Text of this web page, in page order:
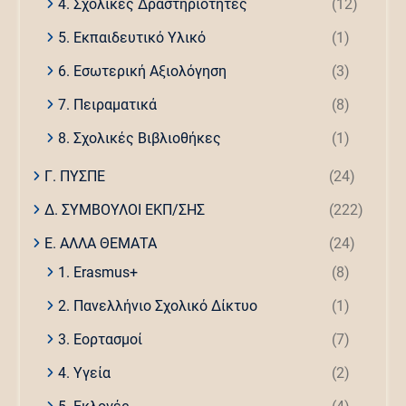
4. Σχολικές Δραστηριότητες
(12)
5. Εκπαιδευτικό Υλικό
(1)
6. Εσωτερική Αξιολόγηση
(3)
7. Πειραματικά
(8)
8. Σχολικές Βιβλιοθήκες
(1)
Γ. ΠΥΣΠΕ
(24)
Δ. ΣΥΜΒΟΥΛΟΙ ΕΚΠ/ΣΗΣ
(222)
Ε. ΑΛΛΑ ΘΕΜΑΤΑ
(24)
1. Erasmus+
(8)
2. Πανελλήνιο Σχολικό Δίκτυο
(1)
3. Εορτασμοί
(7)
4. Υγεία
(2)